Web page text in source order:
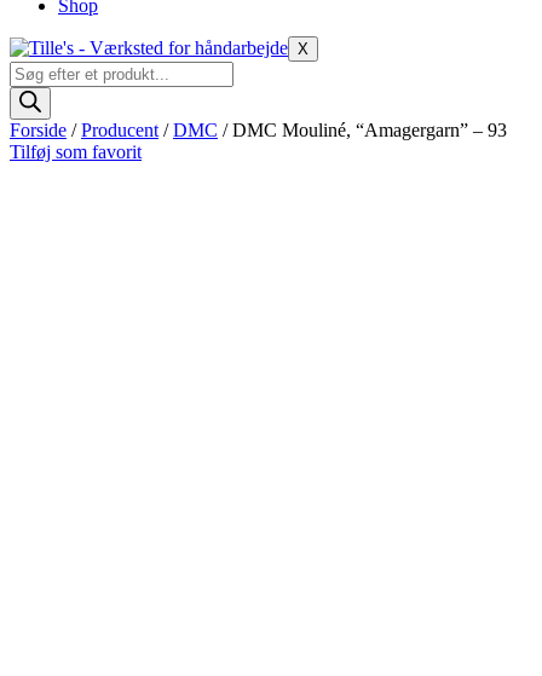
Shop
X
Products
search
Forside /Producent /DMC / DMC Mouliné, “Amagergarn” – 93
Tilføj som favorit